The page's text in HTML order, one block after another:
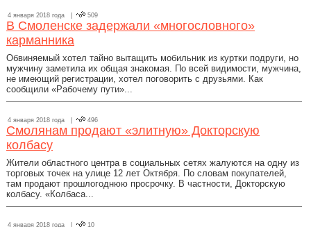
4 января 2018 года | 509
В Смоленске задержали «многословного»
карманника
Обвиняемый хотел тайно вытащить мобильник из куртки подруги, но
мужчину заметила их общая знакомая. По всей видимости, мужчина,
не имеющий регистрации, хотел поговорить с друзьями. Как
сообщили «Рабочему пути»...
4 января 2018 года | 496
Смолянам продают «элитную» Докторскую
колбасу
Жители областного центра в социальных сетях жалуются на одну из
торговых точек на улице 12 лет Октября. По словам покупателей,
там продают прошлогоднюю просрочку. В частности, Докторскую
колбасу. «Колбаса...
4 января 2018 года | 10